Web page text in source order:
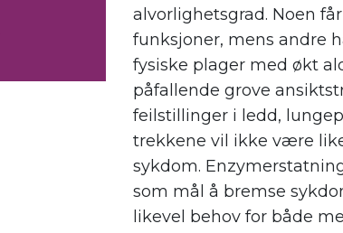
alvorlighetsgrad. Noen
funksjoner, mens andre
fysiske plager med økt
påfallende grove
feilstillinger i ledd,
trekkene vil ikke være
sykdom.
som mål å bremse
likevel behov for både